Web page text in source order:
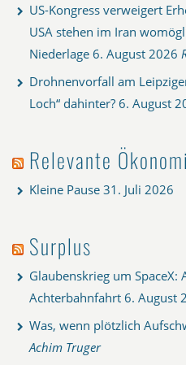
US-Kongress verweigert
USA stehen im Iran
Niederlage 6. August 2026
Drohnenvorfall am
Loch“ dahinter? 6. August
Relevante
Kleine Pause 31. Juli 2026
Surplus
Glaubenskrieg um SpaceX:
Achterbahnfahrt 6. August
Was, wenn plötzlich
Achim Truger